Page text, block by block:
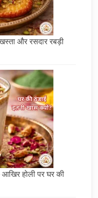
और रसदार रबड़ी
होली पर घर की